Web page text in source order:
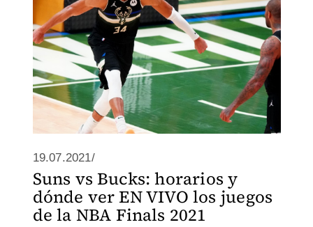
19.07.2021/
Suns vs Bucks: horarios y
dónde ver EN VIVO los juegos
de la NBA Finals 2021